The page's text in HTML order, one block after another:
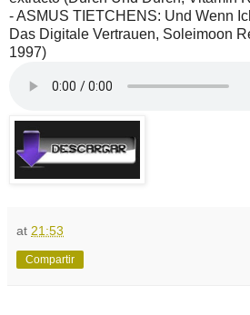
- ASMUS TIETCHENS: Und Wenn
Das Digitale Vertrauen, Soleimoon
1997)
at 21:53
Compartir